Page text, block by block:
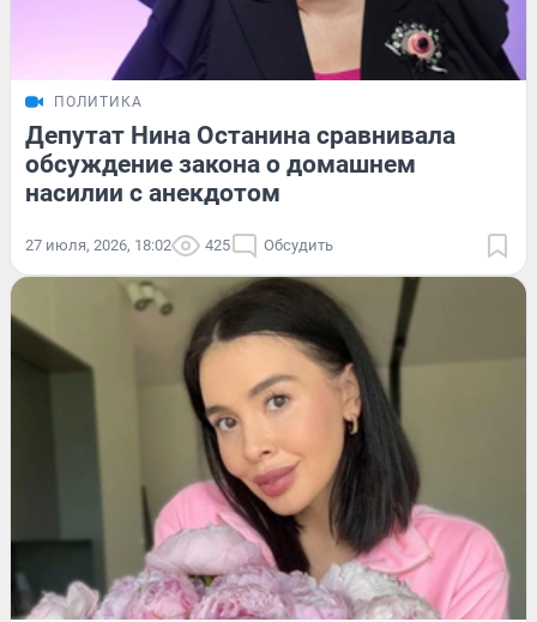
ПОЛИТИКА
Депутат Нина Останина сравнивала
обсуждение закона о домашнем
насилии с анекдотом
27 июля, 2026, 18:02 425 Обсудить